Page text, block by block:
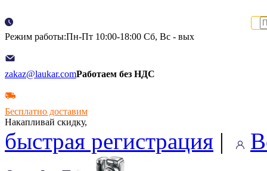
Режим работы:Пн-Пт 10:00-18:00 Сб, Вс - вых
zakaz@laukar.comРаботаем без НДС
Бесплатно доставим
Накапливай скидку,
быстрая регистрация |